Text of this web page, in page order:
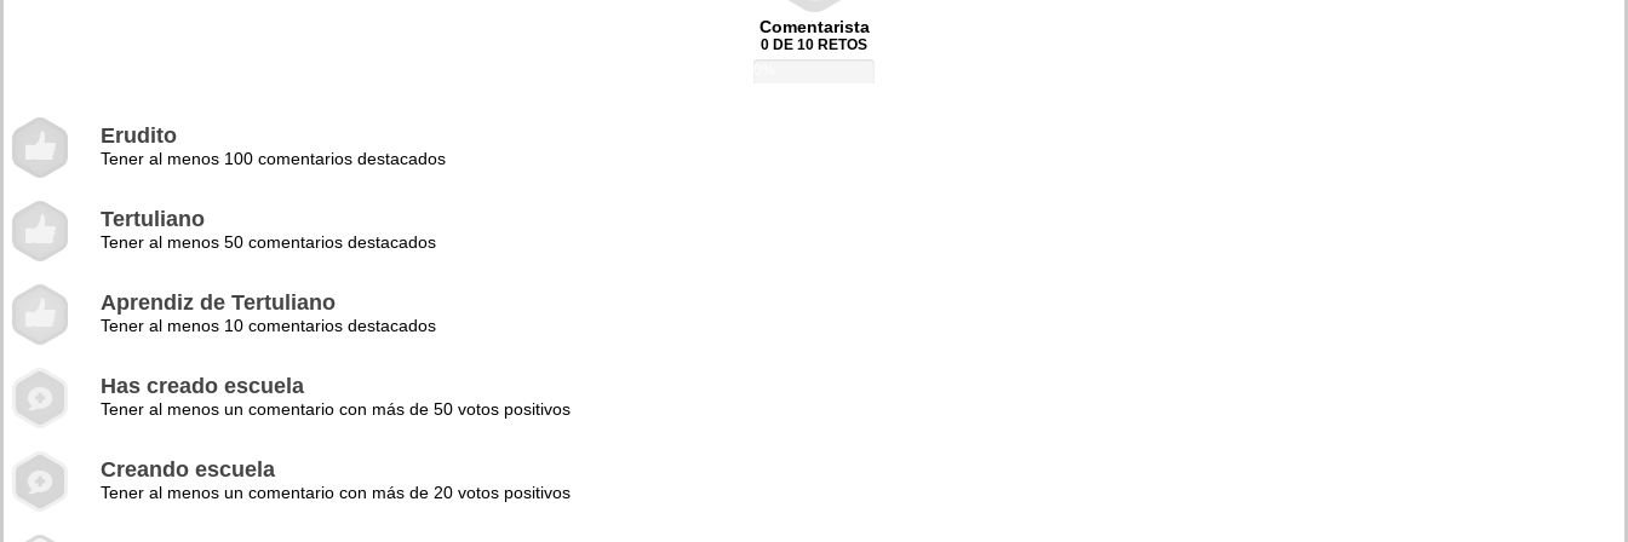
Comentarista
0 DE 10 RETOS
Erudito
Tener al menos 100 comentarios destacados
Tertuliano
Tener al menos 50 comentarios destacados
Aprendiz de Tertuliano
Tener al menos 10 comentarios destacados
Has creado escuela
Tener al menos un comentario con más de 50 votos positivos
Creando escuela
Tener al menos un comentario con más de 20 votos positivos